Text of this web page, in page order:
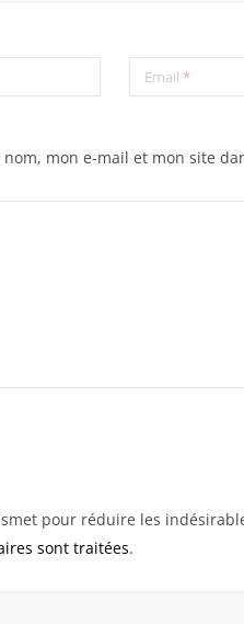
Email*
mon e-mail et mon site
pour réduire les
sont traitées.